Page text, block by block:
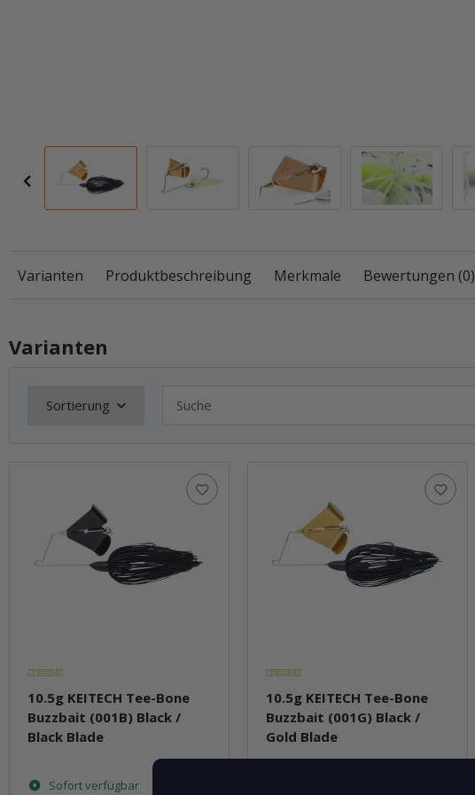
Varianten Produktbeschreibung Merkmale Bewertungen (0)
Varianten
Sortierung
10.5g KEITECH Tee-Bone
Buzzbait (001B) Black /
Black Blade
Sofort verfügbar
10.5g KEITECH Tee-Bone
Buzzbait (001G) Black /
Gold Blade